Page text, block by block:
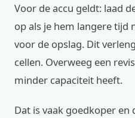
Voor de accu geldt: laad
op als je hem langere tijd
voor de opslag. Dit
cellen. Overweeg een
minder capaciteit heeft.
Dat is vaak goedkoper en